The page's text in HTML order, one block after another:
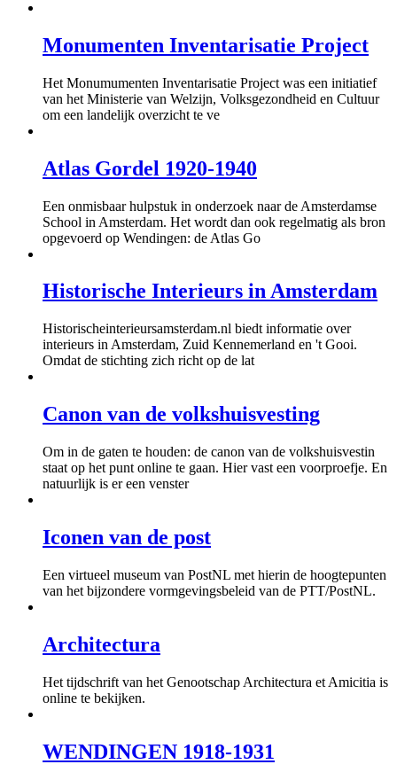
Monumenten Inventarisatie Project
Het Monumumenten Inventarisatie Project was een initiatief
van het Ministerie van Welzijn, Volksgezondheid en Cultuur
om een landelijk overzicht te ve
Atlas Gordel 1920-1940
Een onmisbaar hulpstuk in onderzoek naar de Amsterdamse
School in Amsterdam. Het wordt dan ook regelmatig als bron
opgevoerd op Wendingen: de Atlas Go
Historische Interieurs in Amsterdam
Historischeinterieursamsterdam.nl biedt informatie over
interieurs in Amsterdam, Zuid Kennemerland en 't Gooi.
Omdat de stichting zich richt op de lat
Canon van de volkshuisvesting
Om in de gaten te houden: de canon van de volkshuisvestin
staat op het punt online te gaan. Hier vast een voorproefje. En
natuurlijk is er een venster
Iconen van de post
Een virtueel museum van PostNL met hierin de hoogtepunten
van het bijzondere vormgevingsbeleid van de PTT/PostNL.
Architectura
Het tijdschrift van het Genootschap Architectura et Amicitia is
online te bekijken.
WENDINGEN 1918-1931